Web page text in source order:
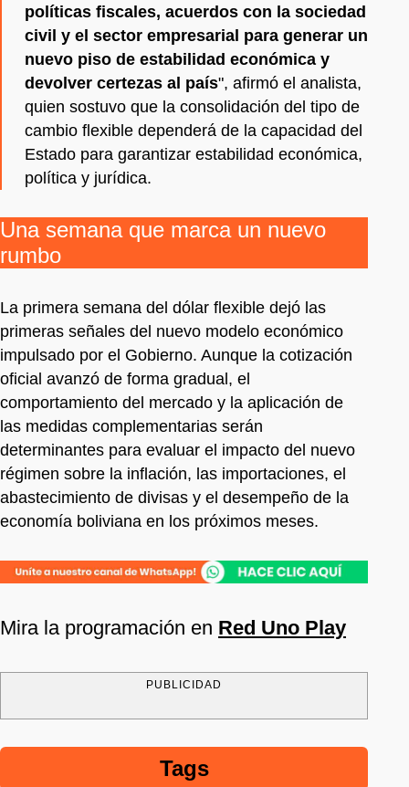
políticas fiscales, acuerdos con la sociedad
civil y el sector empresarial para generar un
nuevo piso de estabilidad económica y
devolver certezas al país", afirmó el analista,
quien sostuvo que la consolidación del tipo de
cambio flexible dependerá de la capacidad del
Estado para garantizar estabilidad económica,
política y jurídica.
Una semana que marca un nuevo
rumbo
La primera semana del dólar flexible dejó las
primeras señales del nuevo modelo económico
impulsado por el Gobierno. Aunque la cotización
oficial avanzó de forma gradual, el
comportamiento del mercado y la aplicación de
las medidas complementarias serán
determinantes para evaluar el impacto del nuevo
régimen sobre la inflación, las importaciones, el
abastecimiento de divisas y el desempeño de la
economía boliviana en los próximos meses.
Mira la programación en Red Uno Play
PUBLICIDAD
Tags